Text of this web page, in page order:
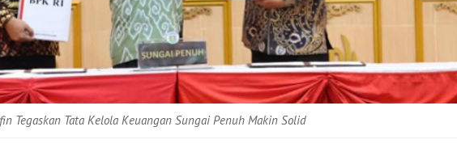
Tegaskan Tata Kelola Keuangan Sungai Penuh Makin Solid